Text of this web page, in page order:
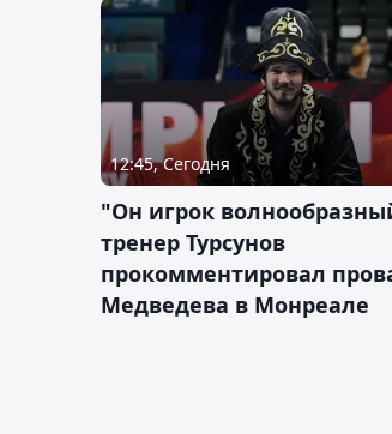
12:45, Сегодня
"Он игрок
тренер Турсунов
прокомментировал
Медведева в Монреале